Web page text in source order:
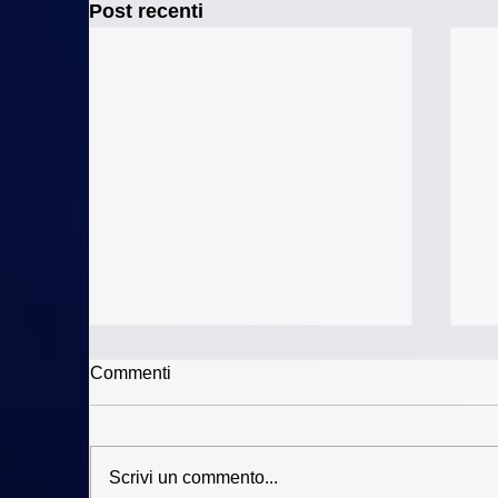
Post recenti
Commenti
Scrivi un commento...